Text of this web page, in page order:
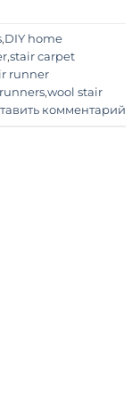
,DIY home
,stair carpet
runner
,wool stair
комментарий